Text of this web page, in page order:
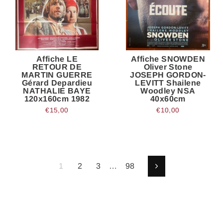
Affiche LE
RETOUR DE
MARTIN GUERRE
Gérard Depardieu
NATHALIE BAYE
120x160cm 1982
€15,00
Affiche SNOWDEN
Oliver Stone
JOSEPH GORDON-
LEVITT Shailene
Woodley NSA
40x60cm
€10,00
1 2 3 … 98 Suivant